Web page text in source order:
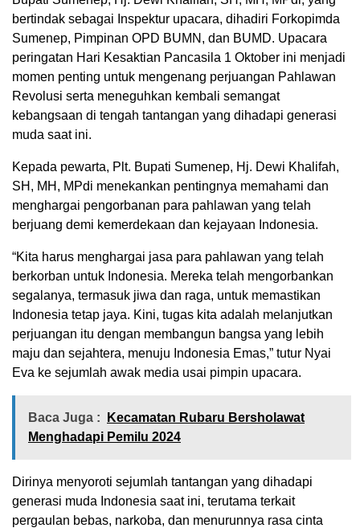
bertindak sebagai Inspektur upacara, dihadiri Forkopimda
Sumenep, Pimpinan OPD BUMN, dan BUMD. Upacara
peringatan Hari Kesaktian Pancasila 1 Oktober ini menjadi
momen penting untuk mengenang perjuangan Pahlawan
Revolusi serta meneguhkan kembali semangat
kebangsaan di tengah tantangan yang dihadapi generasi
muda saat ini.
Kepada pewarta, Plt. Bupati Sumenep, Hj. Dewi Khalifah,
SH, MH, MPdi menekankan pentingnya memahami dan
menghargai pengorbanan para pahlawan yang telah
berjuang demi kemerdekaan dan kejayaan Indonesia.
“Kita harus menghargai jasa para pahlawan yang telah
berkorban untuk Indonesia. Mereka telah mengorbankan
segalanya, termasuk jiwa dan raga, untuk memastikan
Indonesia tetap jaya. Kini, tugas kita adalah melanjutkan
perjuangan itu dengan membangun bangsa yang lebih
maju dan sejahtera, menuju Indonesia Emas,” tutur Nyai
Eva ke sejumlah awak media usai pimpin upacara.
Baca Juga :
Kecamatan Rubaru Bersholawat
Menghadapi Pemilu 2024
Dirinya menyoroti sejumlah tantangan yang dihadapi
generasi muda Indonesia saat ini, terutama terkait
pergaulan bebas, narkoba, dan menurunnya rasa cinta